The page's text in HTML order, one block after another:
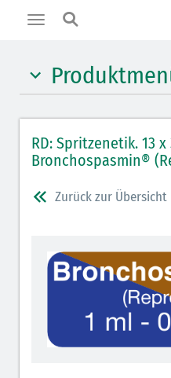
Toggle
Benzodiazepine (orange)
Benzodiazepin-
Muskelrelaxantien (rot
Opiate/Opioide (hellblau)
Opioid-Antagonisten
Lokalanästhetika (grau)
RD: Spritzenetik. 13
Bronchospasmin®
Zurück zur Übersicht